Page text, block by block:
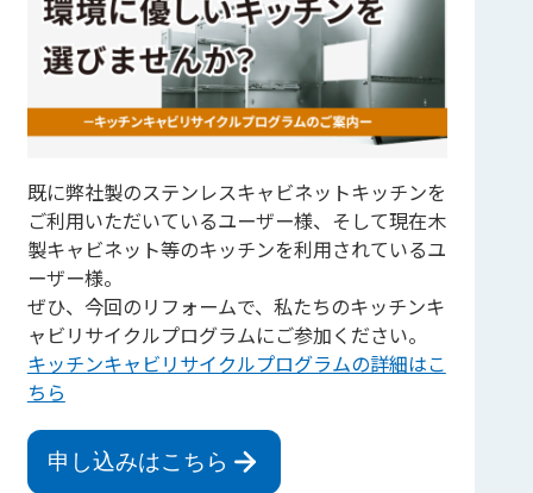
既に弊社製のステンレスキャビネットキッチンを
ご利用いただいているユーザー様、そして現在木
製キャビネット等のキッチンを利用されているユ
ーザー様。
ぜひ、今回のリフォームで、私たちのキッチンキ
ャビリサイクルプログラムにご参加ください。
キッチンキャビリサイクルプログラムの詳細はこ
ちら
申し込みはこちら